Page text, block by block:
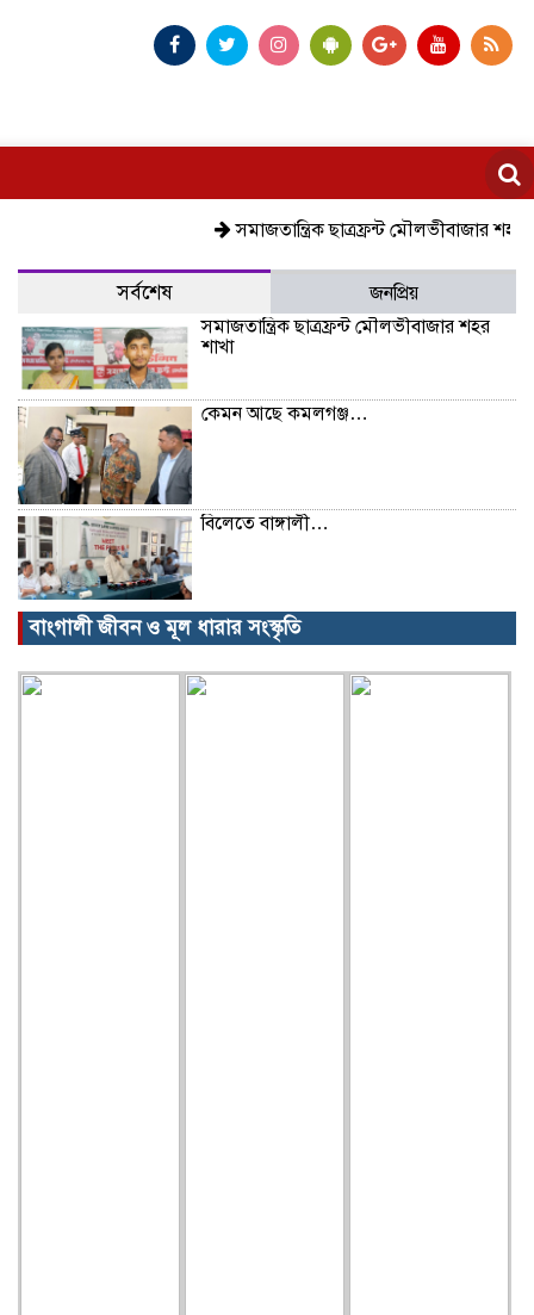
সমাজতান্ত্রিক ছাত্রফ্রন্ট মৌলভীবাজার শহর শাখা
সর্বশেষ
জনপ্রিয়
সমাজতান্ত্রিক ছাত্রফ্রন্ট মৌলভীবাজার শহর
শাখা
কেমন আছে কমলগঞ্জ…
বিলেতে বাঙ্গালী…
বিক্ষোভ, গ্রেপ্তার, অজগর, সেগুনকাঠ আর
বাংগালী জীবন ও মূল ধারার সংস্কৃতি